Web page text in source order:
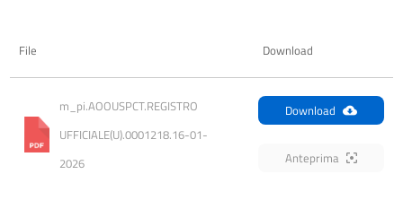
File Download
m_pi.AOOUSPCT.REGISTRO
UFFICIALE(U).0001218.16-01-
2026
Download
Anteprima